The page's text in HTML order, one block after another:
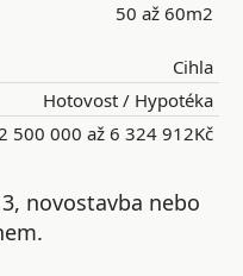
50 až 60m2
Cihla
Hotovost / Hypotéka
500 000 až 6 324 912Kč
novostavba nebo